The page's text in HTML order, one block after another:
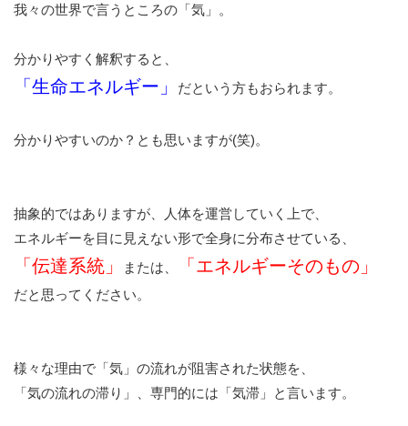
我々の世界で言うところの「気」。
分かりやすく解釈すると、
「生命エネルギー」 だという方もおられます。
分かりやすいのか？とも思いますが(笑)。
抽象的ではありますが、人体を運営していく上で、
エネルギーを目に見えない形で全身に分布させている、
「伝達系統」 または、 「エネルギーそのもの」
だと思ってください。
様々な理由で「気」の流れが阻害された状態を、
「気の流れの滞り」、専門的には「気滞」と言います。